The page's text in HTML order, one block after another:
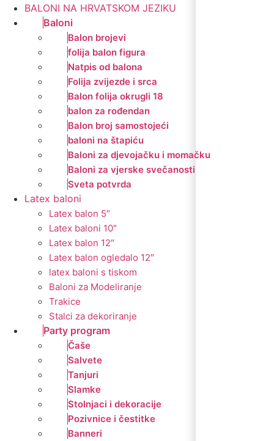
BALONI NA HRVATSKOM JEZIKU
Baloni
Balon brojevi
folija balon figura
Natpis od balona
Folija zvijezde i srca
Balon folija okrugli 18
balon za rođendan
Balon broj samostojeći
baloni na štapiću
Baloni za djevojačku i momačku
Baloni za vjerske svečanosti
Sveta potvrda
Latex baloni
Latex balon 5″
Latex baloni 10″
Latex balon 12″
Latex balon ogledalo 12″
latex baloni s tiskom
Baloni za Modeliranje
Trakice
Stalci za dekoriranje
Party program
Čaše
Salvete
Tanjuri
Slamke
Stolnjaci i dekoracije
Pozivnice i čestitke
Banneri